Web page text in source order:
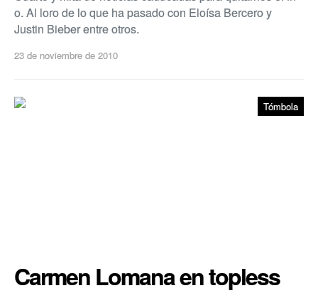
o. Al loro de lo que ha pasado con Eloí­sa Bercero y
Justin Bieber entre otros.
23 de noviembre de 2010
Tómbola
Carmen Lomana en topless